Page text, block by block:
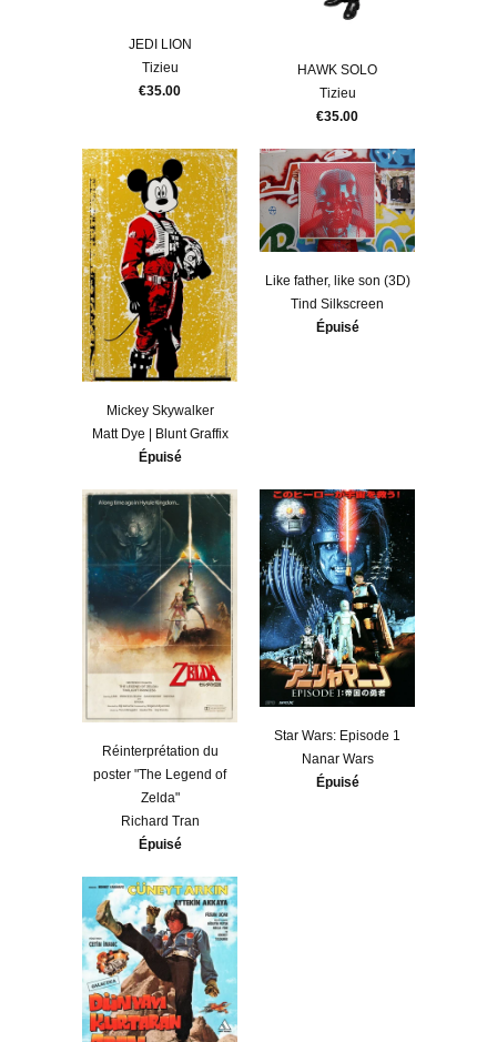
JEDI LION
Tizieu
€35.00
HAWK SOLO
Tizieu
€35.00
Mickey Skywalker
Matt Dye | Blunt Graffix
Épuisé
Like father, like son (3D)
Tind Silkscreen
Épuisé
Réinterprétation du
poster "The Legend of
Zelda"
Richard Tran
Épuisé
Star Wars: Episode 1
Nanar Wars
Épuisé